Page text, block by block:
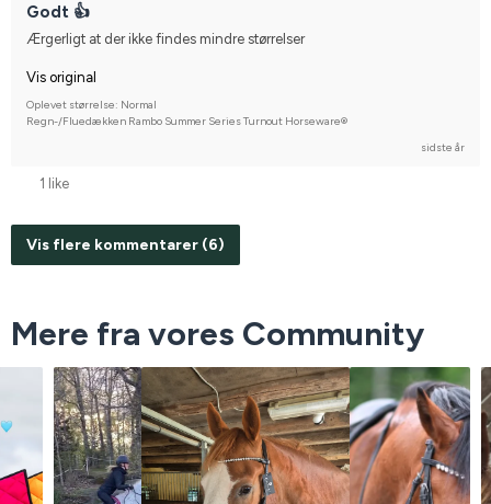
Godt 👍
Ærgerligt at der ikke findes mindre størrelser
Vis original
Oplevet størrelse: Normal
Regn-/Fluedækken Rambo Summer Series Turnout Horseware®
sidste år
1 like
Vis flere kommentarer (6)
Mere fra vores Community